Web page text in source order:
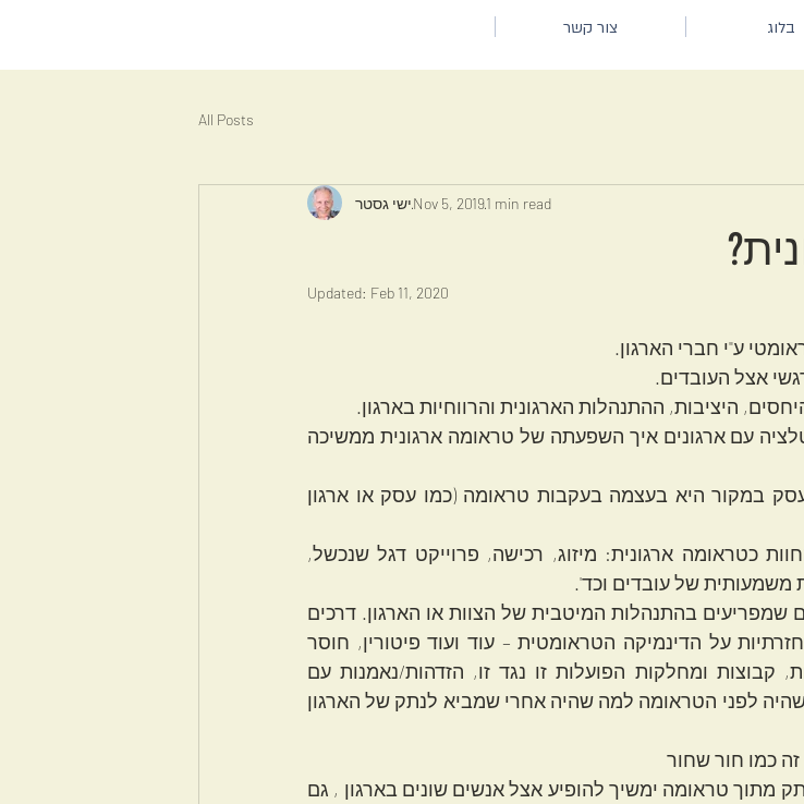
בלוג צור קשר
All Posts
ישי גסטרNov 5, 20191 min read
Updated: Feb 11, 2020
ע"י חברי הארגון.
אצל העובדים.
היציבות, ההתנהלות הארגונית והרווחיות בארגון.
משמעותית של עובדים וכד'.
כמו חור שחור